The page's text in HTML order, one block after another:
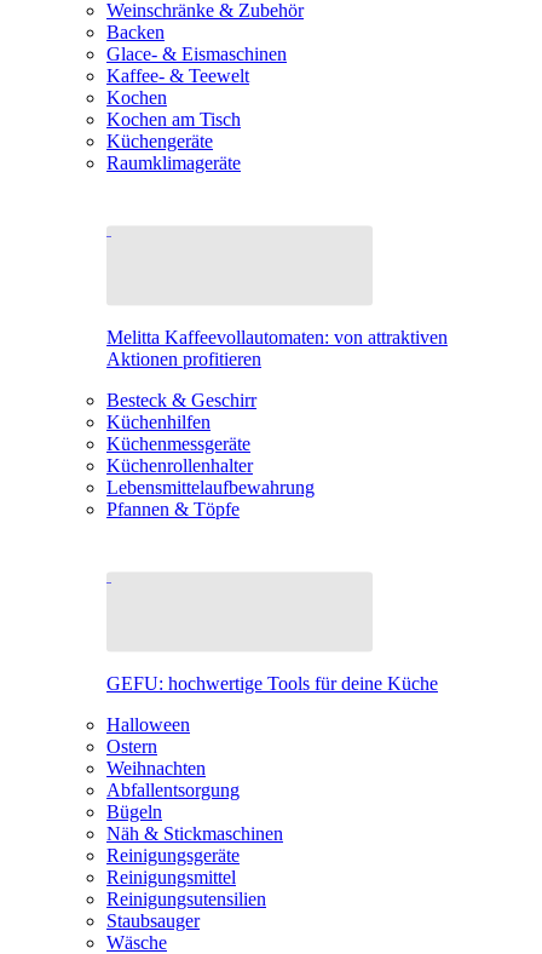
Weinschränke & Zubehör
Backen
Glace- & Eismaschinen
Kaffee- & Teewelt
Kochen
Kochen am Tisch
Küchengeräte
Raumklimageräte
Melitta Kaffeevollautomaten: von attraktiven
Aktionen profitieren
Besteck & Geschirr
Küchenhilfen
Küchenmessgeräte
Küchenrollenhalter
Lebensmittelaufbewahrung
Pfannen & Töpfe
GEFU: hochwertige Tools für deine Küche
Halloween
Ostern
Weihnachten
Abfallentsorgung
Bügeln
Näh & Stickmaschinen
Reinigungsgeräte
Reinigungsmittel
Reinigungsutensilien
Staubsauger
Wäsche